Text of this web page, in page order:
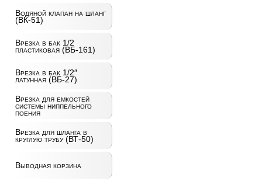
Водяной клапан на шланг
(ВК-51)
Врезка в бак 1/2
пластиковая (ВБ-161)
Врезка в бак 1/2″
латунная (ВБ-27)
Врезка для емкостей
системы ниппельного
поения
Врезка для шланга в
круглую трубу (ВТ-50)
Выводная корзина